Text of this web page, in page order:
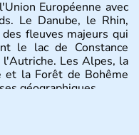
Européenne avec
Le Danube, le Rhin,
fleuves majeurs qui
le lac de Constance
Les Alpes, la
et la Forêt de Bohême
géographiques.